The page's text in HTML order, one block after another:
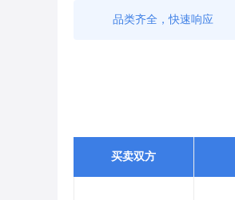
品类齐全，快速响应
买卖双方